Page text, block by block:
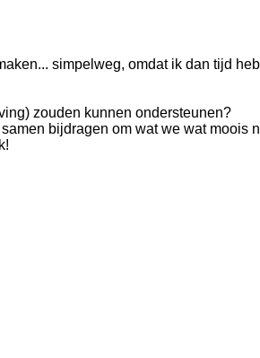
simpelweg, omdat ik dan tijd
zouden kunnen ondersteunen?
bijdragen om wat we wat moois